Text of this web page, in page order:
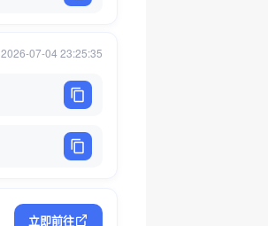
2026-07-04 23:25:35
立即前往